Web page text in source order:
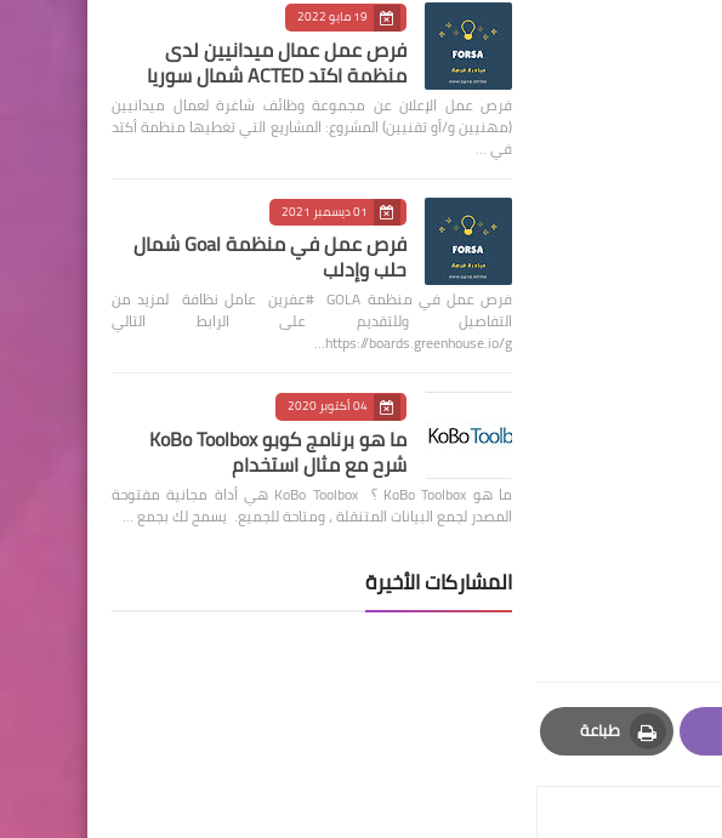
طباعة
Print
19 مايو 2022
فرص عمل عمال ميدانيين لدى
منظمة اكتد ACTED شمال سوريا
فرص عمل الإعلان عن مجموعة وظائف شاغرة لعمال ميدانيين
(مهنيين و/أو تقنيين) المشروع: المشاريع التي تغطيها منظمة أكتد
في …
01 ديسمبر 2021
فرص عمل في منظمة Goal شمال
حلب وإدلب
فرص عمل في منظمة GOLA #عفرين عامل نظافة لمزيد من
التفاصيل وللتقديم على الرابط التالي
https://boards.greenhouse.io/g…
04 أكتوبر 2020
ما هو برنامج كوبو KoBo Toolbox
شرح مع مثال استخدام
ما هو KoBo Toolbox ؟ KoBo Toolbox هي أداة مجانية مفتوحة
المصدر لجمع البيانات المتنقلة ، ومتاحة للجميع. يسمح لك بجمع …
المشاركات الأخيرة